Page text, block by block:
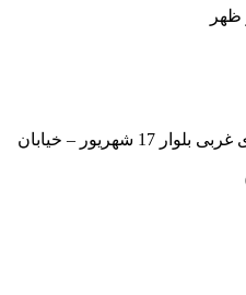
تهران – بزرگراه فتح – انتهای غربی بلوار 17 شهریور – خیابان